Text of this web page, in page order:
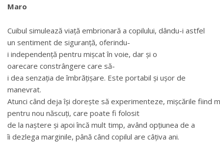
Maro
Cuibul simulează viață embrionară a copilului, dându-i astfel
un sentiment de siguranță, oferindu-
i independență pentru mișcat în voie, dar și o
oarecare constrângere care să-
i dea senzația de îmbrățișare. Este portabil și ușor de
manevrat.
Atunci când deja își dorește să experimenteze, mișcările fiind
pentru nou născuți, care poate fi folosit
de la naștere și apoi încă mult timp, având opțiunea de a
îi dezlega marginile, până când copilul are câțiva ani.